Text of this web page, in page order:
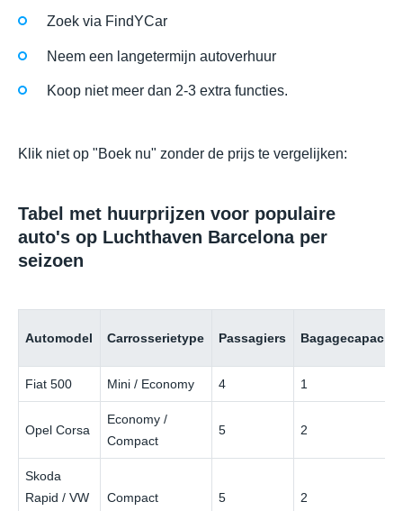
Zoek via FindYCar
Neem een langetermijn autoverhuur
Koop niet meer dan 2-3 extra functies.
Klik niet op "Boek nu" zonder de prijs te vergelijken:
Tabel met huurprijzen voor populaire
auto's op Luchthaven Barcelona per
seizoen
Automodel Carrosserietype Passagiers
Fiat 500 Mini / Economy 4 1
Opel Corsa
Economy /
Compact
5 2
Skoda
Rapid / VW
Compact 5 2